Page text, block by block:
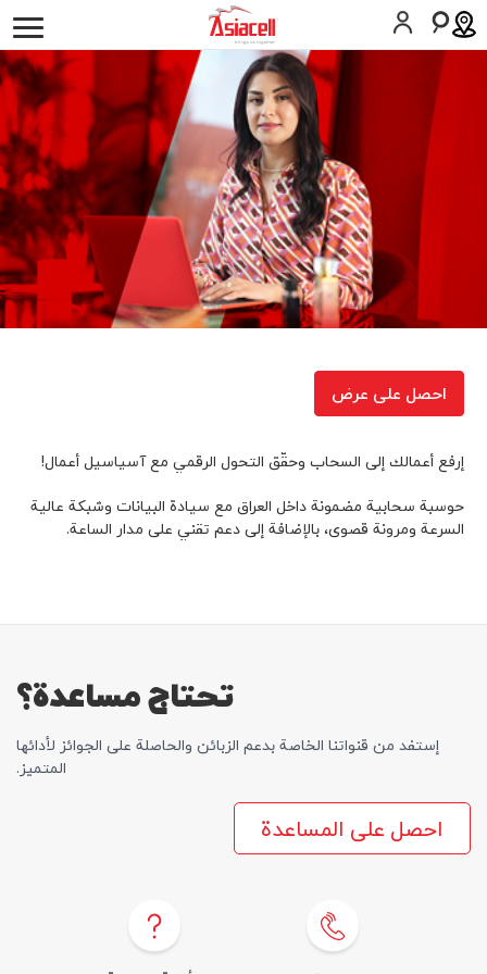
أعمالي لمحة عن الشركة وظائف المدونات
موبايل
حلول الأعمال
تکنولوجیا المعلومات والإتصالات
المساعدة
SIM اطلب
احصل على عرض
إرفع أعمالك إلى السحاب وحقّق التحول الرقمي مع آسياسيل أعمال!
حوسبة سحابية مضمونة داخل العراق مع سيادة البيانات وشبكة عالية
السرعة ومرونة قصوى، بالإضافة إلی دعم تقني على مدار الساعة.
تحتاج مساعدة؟
إستفد من قنواتنا الخاصة بدعم الزبائن والحاصلة علی الجوائز لأدائها
المتمیز.
احصل على المساعدة